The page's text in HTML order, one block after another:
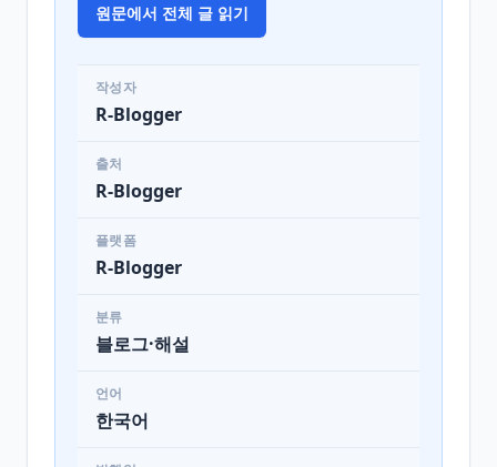
원문에서 전체 글 읽기
작성자
R-Blogger
출처
R-Blogger
플랫폼
R-Blogger
분류
블로그·해설
언어
한국어